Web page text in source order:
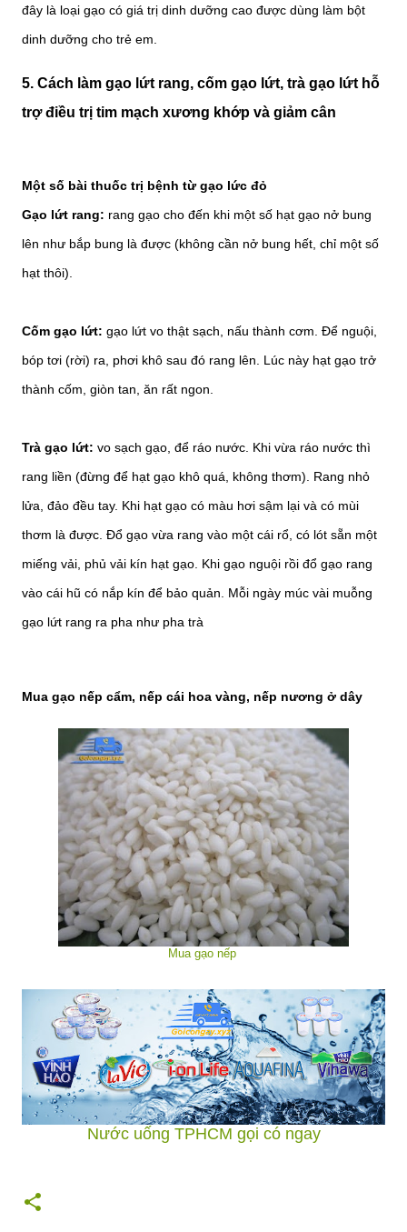
đây là loại gạo có giá trị dinh dưỡng cao được dùng làm bột
dinh dưỡng cho trẻ em.
5. Cách làm gạo lứt rang, cốm gạo lứt, trà gạo lứt hỗ
trợ điều trị tim mạch xương khớp và giảm cân
Một số bài thuốc trị bệnh từ gạo lức đỏ
Gạo lứt rang: rang gạo cho đến khi một số hạt gạo nở bung
lên như bắp bung là được (không cần nở bung hết, chỉ một số
hạt thôi).
Cốm gạo lứt: gạo lứt vo thật sạch, nấu thành cơm. Để nguội,
bóp tơi (rời) ra, phơi khô sau đó rang lên. Lúc này hạt gạo trở
thành cốm, giòn tan, ăn rất ngon.
Trà gạo lứt: vo sạch gạo, để ráo nước. Khi vừa ráo nước thì
rang liền (đừng để hạt gạo khô quá, không thơm). Rang nhỏ
lửa, đảo đều tay. Khi hạt gạo có màu hơi sậm lại và có mùi
thơm là được. Đổ gạo vừa rang vào một cái rổ, có lót sẵn một
miếng vải, phủ vải kín hạt gạo. Khi gạo nguội rồi đổ gạo rang
vào cái hũ có nắp kín để bảo quản. Mỗi ngày múc vài muỗng
gạo lứt rang ra pha như pha trà
Mua gạo nếp cẩm, nếp cái hoa vàng, nếp nương ở dây
Mua gạo nếp
Nước uống TPHCM gọi có ngay